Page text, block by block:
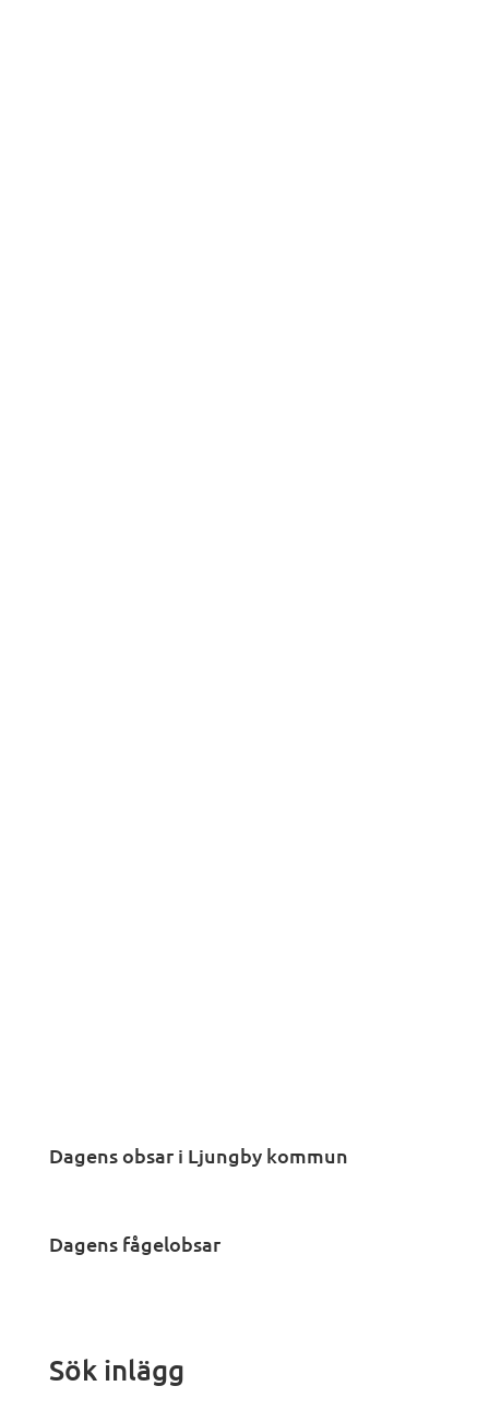
Dagens obsar i Ljungby kommun
Dagens fågelobsar
Sök inlägg